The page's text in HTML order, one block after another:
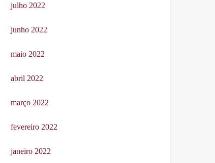
julho 2022
junho 2022
maio 2022
abril 2022
março 2022
fevereiro 2022
janeiro 2022